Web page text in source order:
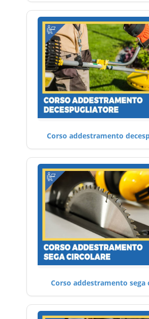
Corso addestramento
Corso addestramento sega